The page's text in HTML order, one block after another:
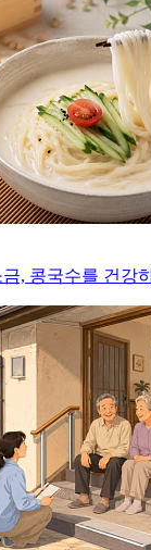
금, 콩국수를 건강